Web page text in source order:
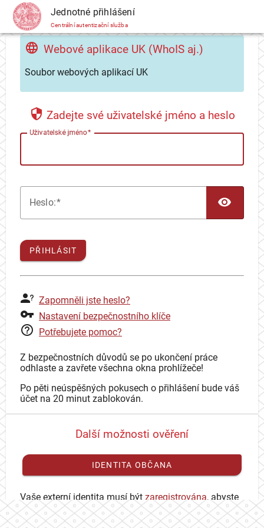
CAS Jednotné přihlášení
Centrální autentizační služba
Webové aplikace UK (WhoIS aj.)
Soubor webových aplikací UK
Zadejte své uživatelské jméno a heslo
Uživatelské jméno
Heslo:
PŘIHLÁSIT
Zapomněli jste heslo?
Nastavení bezpečnostního klíče
Potřebujete pomoc?
Z bezpečnostních důvodů se po ukončení práce
odhlaste a zavřete všechna okna prohlížeče!
Po pěti neúspěšných pokusech o přihlášení bude váš
účet na 20 minut zablokován.
Další možnosti ověření
IDENTITA OBČANA
Vaše externí identita musí být zaregistrována, abyste
se mohli přihlásit ke svému CAS účtu.